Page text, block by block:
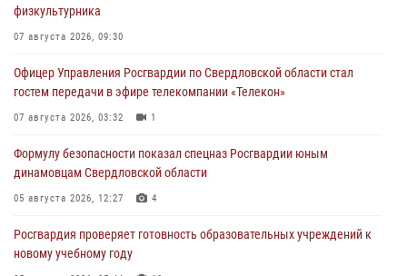
физкультурника
07 августа 2026, 09:30
Офицер Управления Росгвардии по Свердловской области стал
гостем передачи в эфире телекомпании «Телекон»
07 августа 2026, 03:32 1
Формулу безопасности показал спецназ Росгвардии юным
динамовцам Свердловской области
05 августа 2026, 12:27 4
Росгвардия проверяет готовность образовательных учреждений к
новому учебному году